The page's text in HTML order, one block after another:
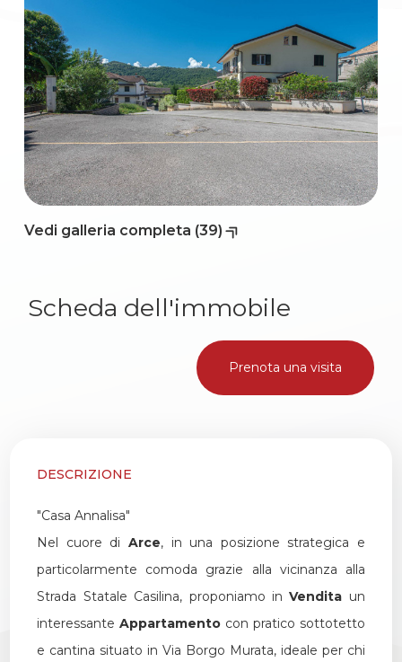
Vedi galleria completa (39)
Scheda dell'immobile
Prenota una visita
DESCRIZIONE
"Casa Annalisa"
Nel cuore di Arce, in una posizione strategica e
particolarmente comoda grazie alla vicinanza alla
Strada Statale Casilina, proponiamo inVendita un
interessanteAppartamento con pratico sottotetto
e cantina situato in Via Borgo Murata, ideale per chi
5
5+
Camere
minime
Qualsiasi
2
5+
Altre
opzioni
multiscelta